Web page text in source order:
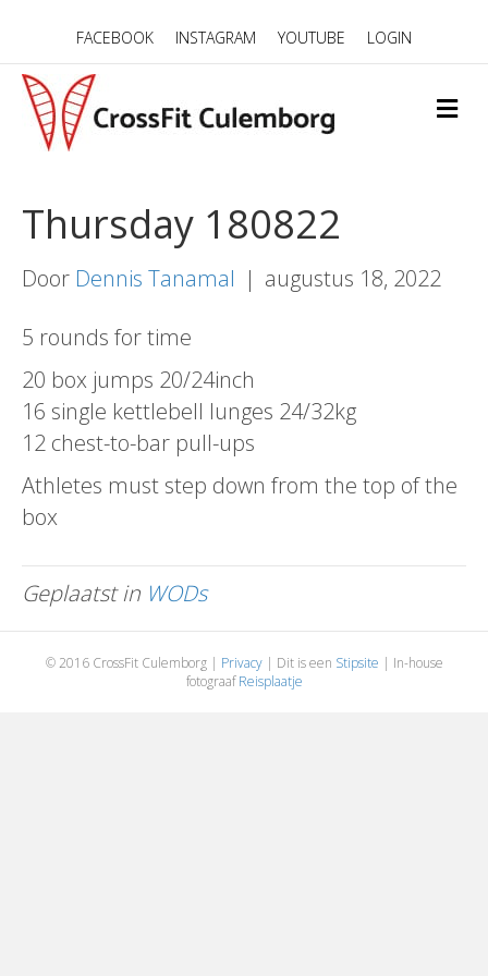
FACEBOOK INSTAGRAM YOUTUBE LOGIN
M
E
Thursday 180822
Door Dennis Tanamal | augustus 18, 2022
5 rounds for time
20 box jumps 20/24inch
16 single kettlebell lunges 24/32kg
12 chest-to-bar pull-ups
Athletes must step down from the top of the
box
Geplaatst in WODs
© 2016 CrossFit Culemborg | Privacy| Dit is een Stipsite | In-house
fotograafReisplaatje